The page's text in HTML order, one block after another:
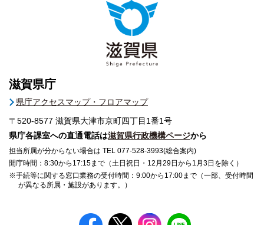
滋賀県庁
県庁アクセスマップ・フロアマップ
〒520-8577 滋賀県大津市京町四丁目1番1号
県庁各課室への直通電話は滋賀県行政機構ページから
担当所属が分からない場合は TEL 077-528-3993(総合案内)
開庁時間：8:30から17:15まで（土日祝日・12月29日から1月3日を除く）
※手続等に関する窓口業務の受付時間：9:00から17:00まで（一部、受付時間
が異なる所属・施設があります。）